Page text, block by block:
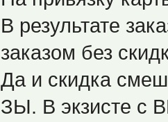
В результате
заказом без
Да и скидка
ЗЫ. В экзисте с